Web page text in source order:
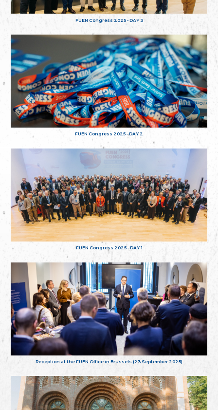
FUEN Congress 2025 - DAY 3
FUEN Congress 2025 - DAY 2
FUEN Congress 2025 - DAY 1
Reception at the FUEN Office in Brussels (23 September 2025)